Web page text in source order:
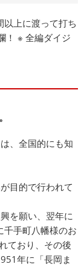
上に渡って打ち
！ ※ 全編ダイジ
、全国的にも知
目的で行われて
を願い、翌年に
手町八幡様のお
ており、その後
年に「長岡ま